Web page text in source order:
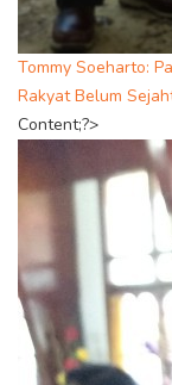
Tommy Soeharto:
Rakyat Belum
Content;?>